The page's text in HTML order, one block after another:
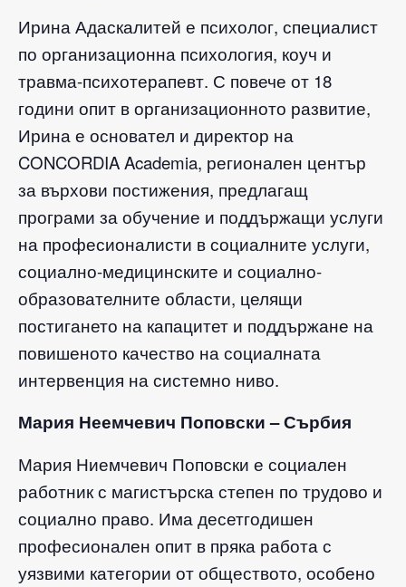
Ирина Адаскалитей е психолог, специалист
по организационна психология, коуч и
травма-психотерапевт. С повече от 18
години опит в организационното развитие,
Ирина е основател и директор на
CONCORDIA Academia, регионален център
за върхови постижения, предлагащ
програми за обучение и поддържащи услуги
на професионалисти в социалните услуги,
социално-медицинските и социално-
образователните области, целящи
постигането на капацитет и поддържане на
повишеното качество на социалната
интервенция на системно ниво.
Мария Неемчевич Поповски – Сърбия
Мария Ниемчевич Поповски е социален
работник с магистърска степен по трудово и
социално право. Има десетгодишен
професионален опит в пряка работа с
уязвими категории от обществото, особено